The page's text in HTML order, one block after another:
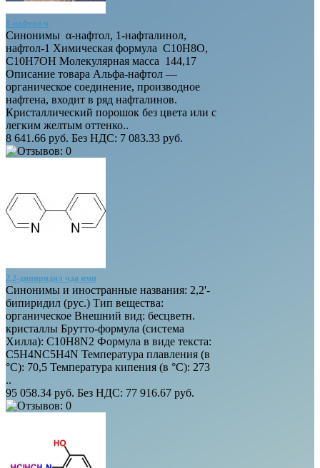
1-нафтол ч
Синонимы α-нафтол, 1-нафталинол,
нафтол-1 Химическая формула C10H8O,
C10H7OH Молекулярная масса 144,17
Описание товара Альфа-нафтол —
органическое соединение, производное
нафтена, входит в ряд нафталинов.
Кристаллический порошок без цвета или с
легким желтым оттенко..
8 641.66 руб. Без НДС: 7 083.33 руб.
2,2-дипиридил чда имп
Синонимы и иностранные названия: 2,2'-
бипиридил (рус.) Тип вещества:
органическое Внешний вид: бесцветн.
кристаллы Брутто-формула (система
Хилла): C10H8N2 Формула в виде текста:
C5H4NC5H4N Температура плавления (в
°C): 70,5 Температура кипения (в °C): 273
..
95 058.34 руб. Без НДС: 77 916.67 руб.